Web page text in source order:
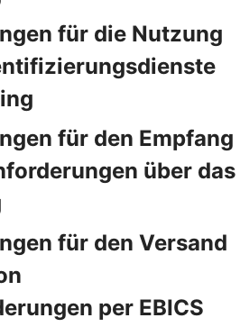
für die Nutzung
für den Empfang
über das
für den Versand
per EBICS